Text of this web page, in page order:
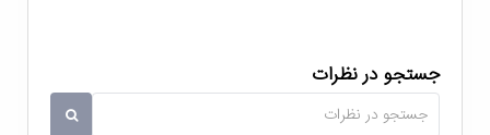
جستجو در نظرات